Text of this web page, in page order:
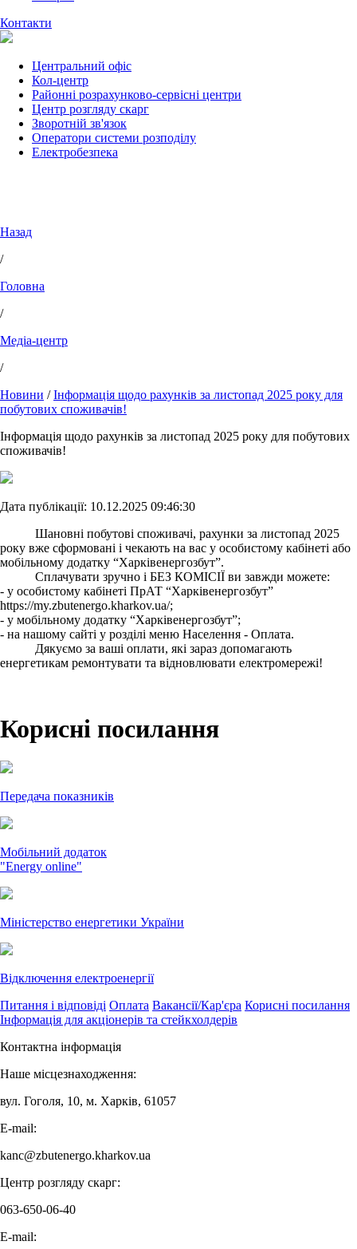
Контакти
Центральний офіс
Кол-центр
Районні розрахунково-сервісні центри
Центр розгляду скарг
Зворотній зв'язок
Оператори системи розподілу
Електробезпека
Назад
/
Головна
/
Медіа-центр
/
Новини /Інформація щодо рахунків за листопад 2025 року для
побутових споживачів!
Інформація щодо рахунків за листопад 2025 року для побутових
споживачів!
Дата публікації: 10.12.2025 09:46:30
Шановні побутові споживачі, рахунки за листопад 2025
року вже сформовані і чекають на вас у особистому кабінеті або
мобільному додатку “Харківенергозбут”.
Сплачувати зручно і БЕЗ КОМІСІЇ ви завжди можете:
- у особистому кабінеті ПрАТ “Харківенергозбут”
https://my.zbutenergo.kharkov.ua/;
- у мобільному додатку “Харківенергозбут”;
- на нашому сайті у розділі меню Населення - Оплата.
Дякуємо за ваші оплати, які зараз допомагають
енергетикам ремонтувати та відновлювати електромережі!
Корисні посилання
Передача показників
Мобільний додаток
"Energy online"
Міністерство енергетики України
Відключення електроенергії
Питання і відповіді Оплата Вакансії/Кар'єра Корисні посилання
Інформація для акціонерів та стейкхолдерів
Контактна інформація
Наше місцезнаходження:
вул. Гоголя, 10, м. Харків, 61057
E-mail:
kanc@zbutenergo.kharkov.ua
Центр розгляду скарг:
063-650-06-40
E-mail: